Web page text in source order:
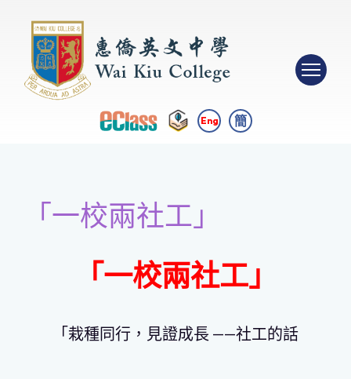
Eng 簡
「一校兩社工」
「一校兩社工」
「栽種同行，見證成長 ——社工的話